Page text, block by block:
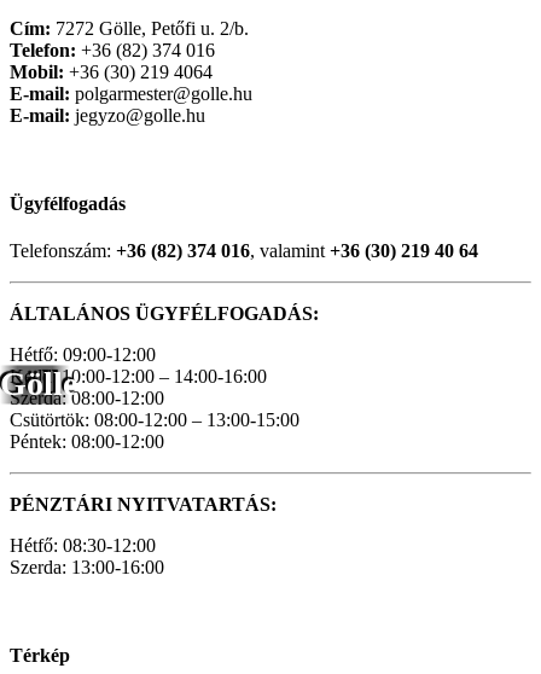
Gölle
Cím: 7272 Gölle, Petőfi u. 2/b.
Telefon: +36 (82) 374 016
Mobil: +36 (30) 219 4064
E-mail: polgarmester@golle.hu
E-mail: jegyzo@golle.hu
Ügyfélfogadás
Telefonszám: +36 (82) 374 016, valamint +36 (30) 219 40 64
ÁLTALÁNOS ÜGYFÉLFOGADÁS:
Hétfő: 09:00-12:00
Kedd: 10:00-12:00 – 14:00-16:00
Szerda: 08:00-12:00
Csütörtök: 08:00-12:00 – 13:00-15:00
Péntek: 08:00-12:00
PÉNZTÁRI NYITVATARTÁS:
Hétfő: 08:30-12:00
Szerda: 13:00-16:00
Térkép